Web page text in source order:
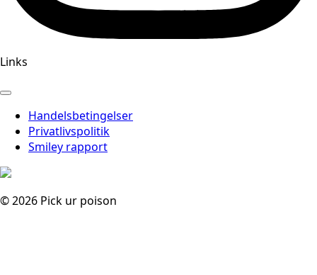
Links
Handelsbetingelser
Privatlivspolitik
Smiley rapport
© 2026 Pick ur poison